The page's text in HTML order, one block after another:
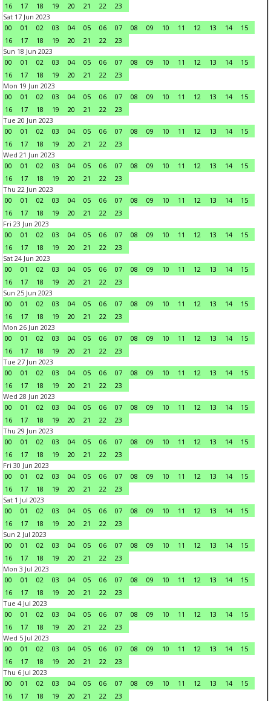
16
17 18 19 20 21 22
23
Sat 17 Jun 2023
00
01 02 03 04 05 06 07 08 09 10 11 12 13 14
15
16
17 18 19 20 21 22
23
Sun 18 Jun 2023
00
01 02 03 04 05 06 07 08 09 10 11 12 13 14
15
16
17 18 19 20 21 22
23
Mon 19 Jun 2023
00
01 02 03 04 05 06 07 08 09 10 11 12 13 14
15
16
17 18 19 20 21 22
23
Tue 20 Jun 2023
00
01 02 03 04 05 06 07 08 09 10 11 12 13 14
15
16
17 18 19 20 21 22
23
Wed 21 Jun 2023
00
01 02 03 04 05 06 07 08 09 10 11 12 13 14
15
16
17 18 19 20 21 22
23
Thu 22 Jun 2023
00
01 02 03 04 05 06 07 08 09 10 11 12 13 14
15
16
17 18 19 20 21 22
23
Fri 23 Jun 2023
00
01 02 03 04 05 06 07 08 09 10 11 12 13 14
15
16
17 18 19 20 21 22
23
Sat 24 Jun 2023
00
01 02 03 04 05 06 07 08 09 10 11 12 13 14
15
16
17 18 19 20 21 22
23
Sun 25 Jun 2023
00
01 02 03 04 05 06 07 08 09 10 11 12 13 14
15
16
17 18 19 20 21 22
23
Mon 26 Jun 2023
00
01 02 03 04 05 06 07 08 09 10 11 12 13 14
15
16
17 18 19 20 21 22
23
Tue 27 Jun 2023
00
01 02 03 04 05 06 07 08 09 10 11 12 13 14
15
16
17 18 19 20 21 22
23
Wed 28 Jun 2023
00
01 02 03 04 05 06 07 08 09 10 11 12 13 14
15
16
17 18 19 20 21 22
23
Thu 29 Jun 2023
00
01 02 03 04 05 06 07 08 09 10 11 12 13 14
15
16
17 18 19 20 21 22
23
Fri 30 Jun 2023
00
01 02 03 04 05 06 07 08 09 10 11 12 13 14
15
16
17 18 19 20 21 22
23
Sat 1 Jul 2023
00
01 02 03 04 05 06 07 08 09 10 11 12 13 14
15
16
17 18 19 20 21 22
23
Sun 2 Jul 2023
00
01 02 03 04 05 06 07 08 09 10 11 12 13 14
15
16
17 18 19 20 21 22
23
Mon 3 Jul 2023
00
01 02 03 04 05 06 07 08 09 10 11 12 13 14
15
16
17 18 19 20 21 22
23
Tue 4 Jul 2023
00
01 02 03 04 05 06 07 08 09 10 11 12 13 14
15
16
17 18 19 20 21 22
23
Wed 5 Jul 2023
00
01 02 03 04 05 06 07 08 09 10 11 12 13 14
15
16
17 18 19 20 21 22
23
Thu 6 Jul 2023
00
01 02 03 04 05 06 07 08 09 10 11 12 13 14
15
16
17 18 19 20 21 22
23